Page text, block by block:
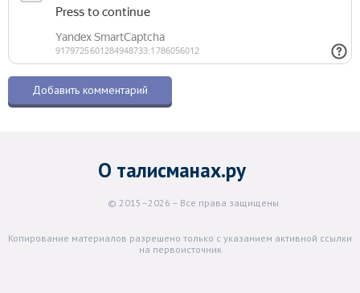
О талисманах.ру
© 2015–2026 – Все права защищены
Копирование материалов разрешено только с указанием активной ссылки
на первоисточник